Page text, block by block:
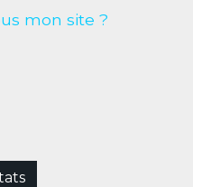
mon site ?